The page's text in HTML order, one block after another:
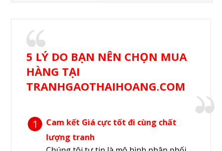
5 LÝ DO BẠN NÊN CHỌN MUA
HÀNG TẠI
TRANHGAOTHAIHOANG.COM
1
Cam kết Giá cực tốt đi cùng chất
lượng tranh